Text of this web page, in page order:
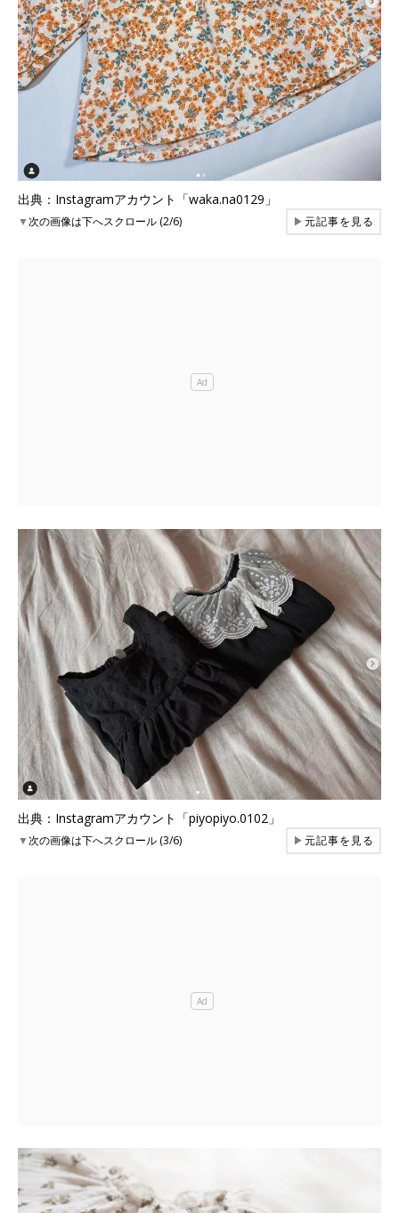
出典：Instagramアカウント「waka.na0129」
▼次の画像は下へスクロール (2/6) ▶元記事を見る
出典：Instagramアカウント「piyopiyo.0102」
▼次の画像は下へスクロール (3/6) ▶元記事を見る